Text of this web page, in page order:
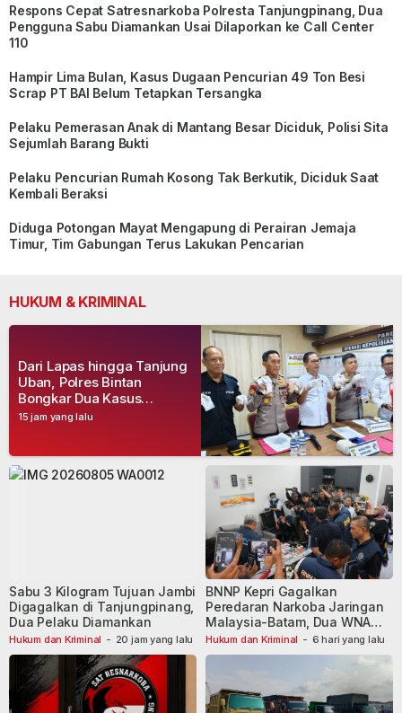
Respons Cepat Satresnarkoba Polresta Tanjungpinang, Dua
Pengguna Sabu Diamankan Usai Dilaporkan ke Call Center
110
Hampir Lima Bulan, Kasus Dugaan Pencurian 49 Ton Besi
Scrap PT BAI Belum Tetapkan Tersangka
Pelaku Pemerasan Anak di Mantang Besar Diciduk, Polisi Sita
Sejumlah Barang Bukti
Pelaku Pencurian Rumah Kosong Tak Berkutik, Diciduk Saat
Kembali Beraksi
Diduga Potongan Mayat Mengapung di Perairan Jemaja
Timur, Tim Gabungan Terus Lakukan Pencarian
HUKUM & KRIMINAL
15 jam yang lalu
Dari Lapas hingga Tanjung
Uban, Polres Bintan
Bongkar Dua Kasus
Narkoba, Empat Tersangka
Hukum dan Kriminal - 20 jam yang lalu
Sabu 3 Kilogram Tujuan Jambi
Digagalkan di Tanjungpinang,
Dua Pelaku Diamankan
Hukum dan Kriminal - 6 hari yang lalu
BNNP Kepri Gagalkan
Peredaran Narkoba Jaringan
Malaysia-Batam, Dua WNA
Masih Diburu